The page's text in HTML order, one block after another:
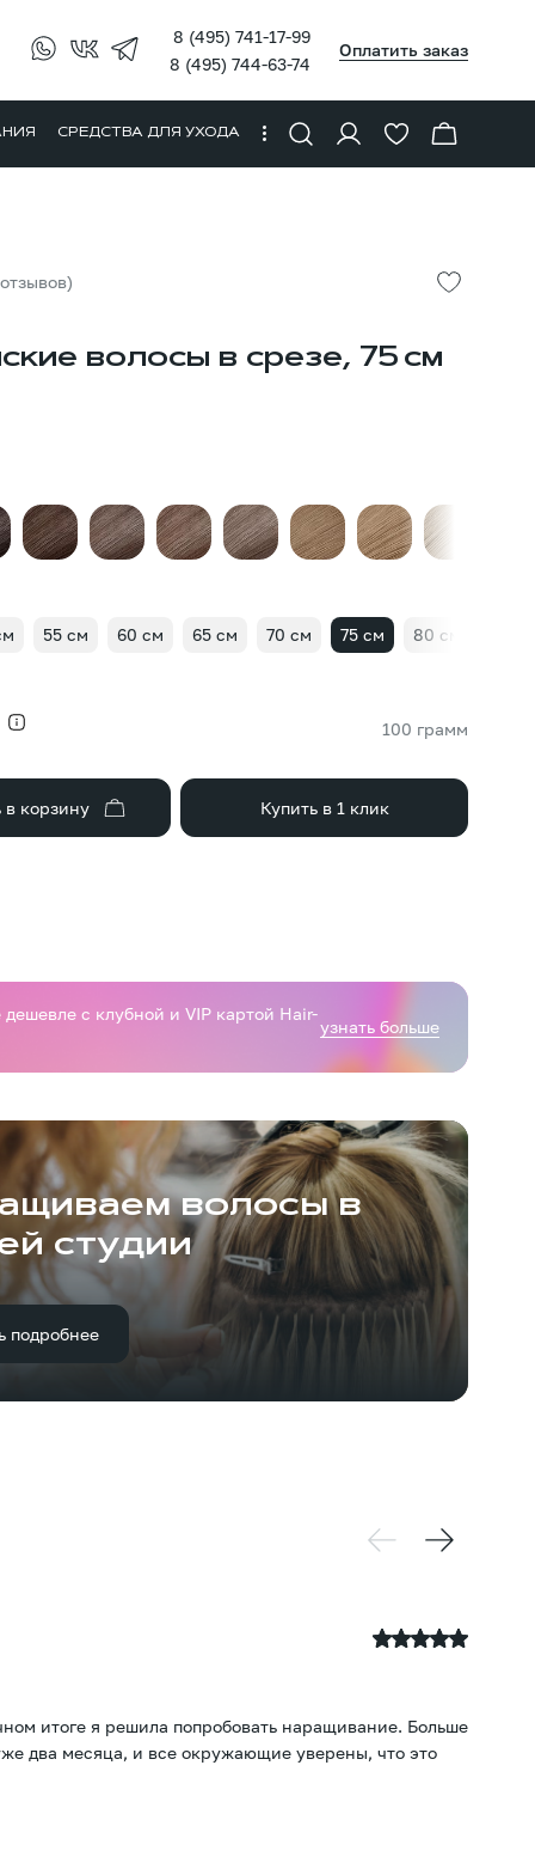
8 (495) 741-17-99
8 (495) 744-63-74
Оплатить заказ
СРЕДСТВА ДЛЯ УХОДА
волосы в срезе, 75 см
55 см 60 см 65 см 70 см 75 см 80 см
100 грамм
в корзину Купить в 1 клик
дешевле с клубной и VIP картой Hair-
узнать больше
волосы в
студии
подробнее
итоге я решила попробовать наращивание. Больше
два месяца, и все окружающие уверены, что это